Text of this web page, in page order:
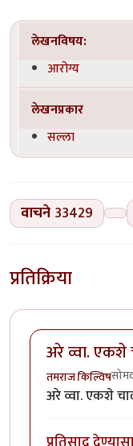
लेखनविषय:
आरोग्य
लेखनप्रकार
सल्ला
वाचने 33429
प्रतिक्रिया
अरे व्वा. एकशे
तमराज किल्विष
अरे व्वा. एकशे